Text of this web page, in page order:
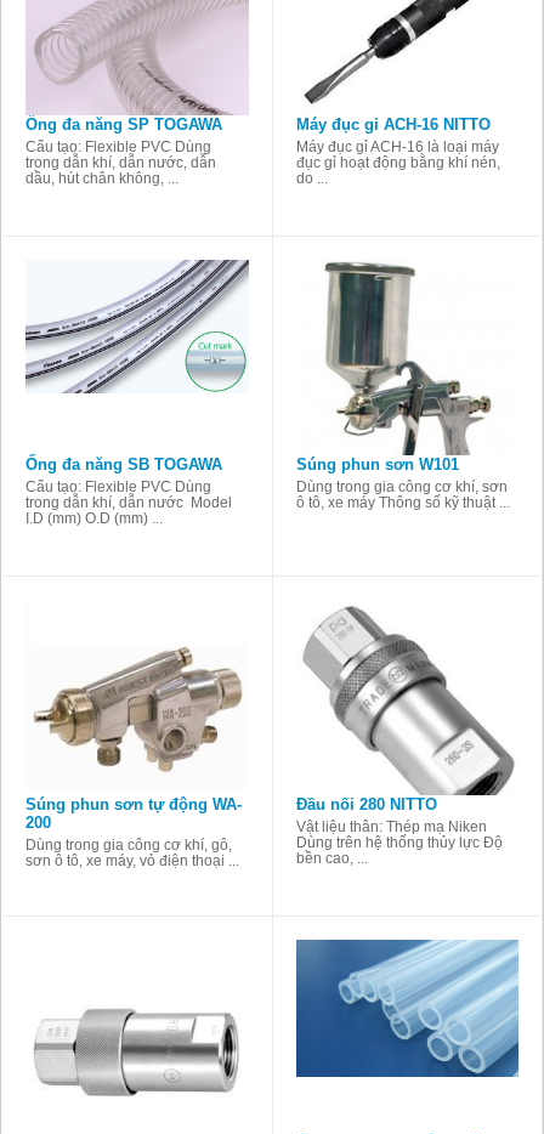
Ống đa năng SP TOGAWA
Cấu tạo: Flexible PVC Dùng
trong dẫn khí, dẫn nước, dẫn
dầu, hút chân không, ...
Máy đục gỉ ACH-16 NITTO
Máy đục gỉ ACH-16 là loại máy
đục gỉ hoạt động bằng khí nén,
do ...
Ống đa năng SB TOGAWA
Cấu tạo: Flexible PVC Dùng
trong dẫn khí, dẫn nước Model
I.D (mm) O.D (mm) ...
Súng phun sơn W101
Dùng trong gia công cơ khí, sơn
ô tô, xe máy Thông số kỹ thuật ...
Súng phun sơn tự động WA-
200
Dùng trong gia công cơ khí, gỗ,
sơn ô tô, xe máy, vỏ điện thoại ...
Đầu nối 280 NITTO
Vật liệu thân: Thép mạ Niken
Dùng trên hệ thống thủy lực Độ
bền cao, ...